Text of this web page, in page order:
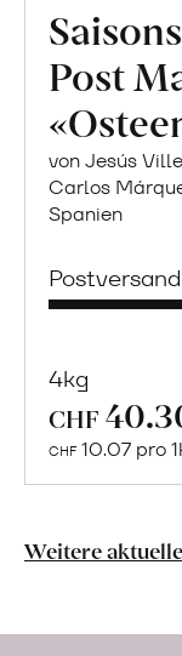
Post
von Jesús
Carlos
Spanien
Postversand
4kg
CHF
CHF 10.07 pro
Weitere